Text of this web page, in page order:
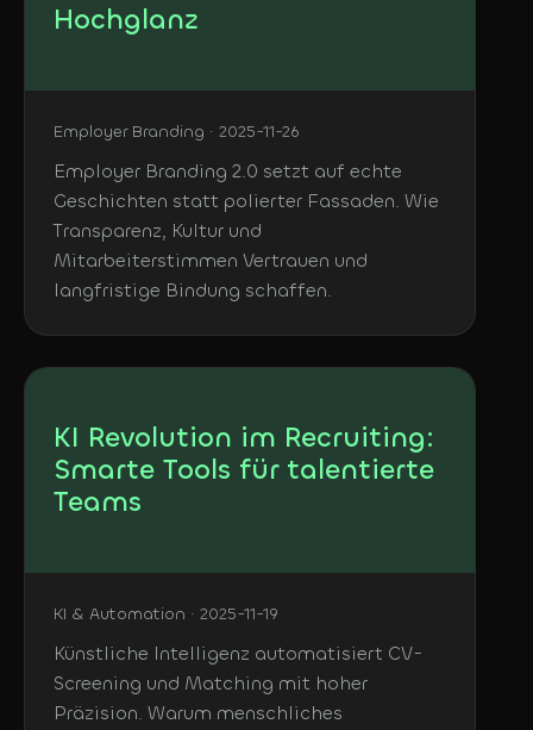
Hochglanz
Employer Branding · 2025-11-26
Employer Branding 2.0 setzt auf echte
Geschichten statt polierter Fassaden. Wie
Transparenz, Kultur und
Mitarbeiterstimmen Vertrauen und
langfristige Bindung schaffen.
KI Revolution im Recruiting:
Smarte Tools für talentierte
Teams
KI & Automation · 2025-11-19
Künstliche Intelligenz automatisiert CV-
Screening und Matching mit hoher
Präzision. Warum menschliches